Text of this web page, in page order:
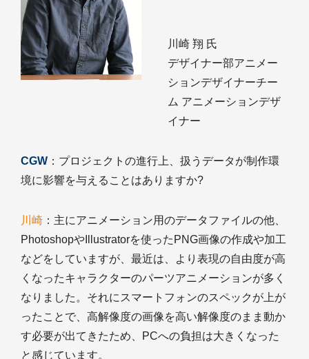
川崎 翔 氏
デザイナー部アニメー
ションデザイナーチー
ム アニメーションデザ
イナー
CGW ：プロジェクトの進行上、扱うデータが制作環
境に影響を与えることはありますか?
川崎 ：主にアニメーション用のデータファイルの他、
PhotoshopやIllustratorを使ったPNG画像の作成や加工
などをしていますが、最近は、より表現の自由度が高
くなったキャラクターのパーツアニメーションが多く
なりました。それにスマートフォンのスペックが上が
ったことで、高解像度の画像を高い解像度のまま動か
す必要が出てきたため、PCへの負担は大きくなった
と感じています。